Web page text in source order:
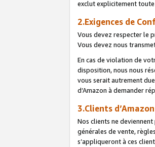
exclut explicitement toute
2.Exigences de
Vous devez respecter le
Vous devez nous
En cas de violation de
disposition, nous nous
vous serait autrement
d’Amazon à demander
3.Clients d’Amazon
Nos clients ne
générales de vente,
s’appliqueront à ces